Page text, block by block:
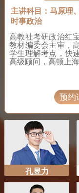
主讲科目：马原理
时事政治
高教社考研政治红
教材编委会主审，
学生理解考点，快
高级顾问，高顿上
预约
孔昱力